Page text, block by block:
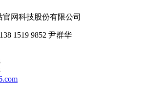
1519 9852 尹群华